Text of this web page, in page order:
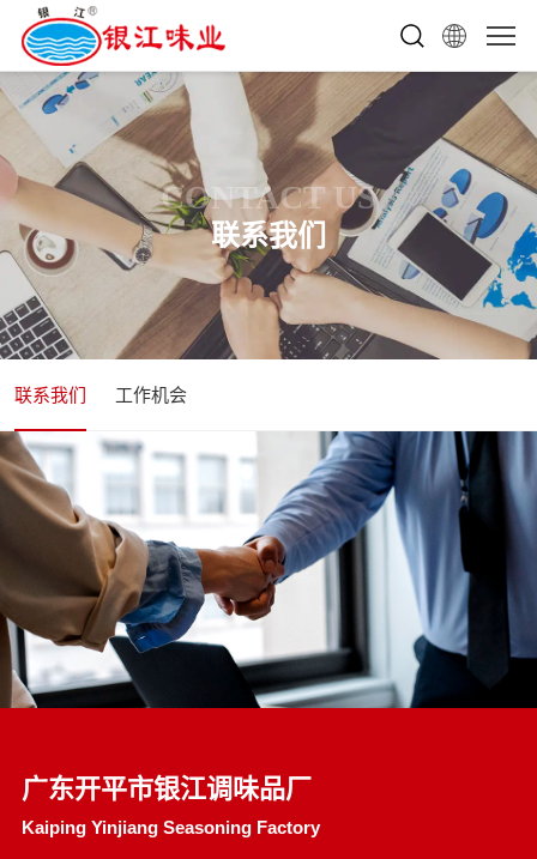
CONTACT US
联系我们
联系我们 工作机会
广东开平市银江调味品厂
Kaiping Yinjiang Seasoning Factory